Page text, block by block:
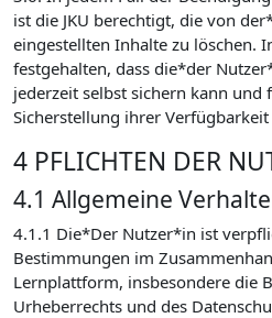
ist die JKU berechtigt, die von
eingestellten Inhalte zu löschen.
festgehalten, dass die*der
jederzeit selbst sichern kann und
Sicherstellung ihrer
4 PFLICHTEN DER
4.1 Allgemeine
4.1.1 Die*Der Nutzer*in ist
Bestimmungen im
Lernplattform, insbesondere die
Urheberrechts und des